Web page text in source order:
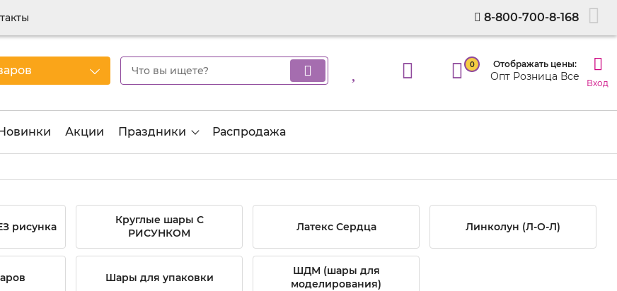
8-800-700-8-168
0 Отображать цены:
Опт Розница Все Вход
Акции Праздники Распродажа
рисунка
Круглые шары С
РИСУНКОМ
Латекс Сердца Линколун (Л-О-Л)
Шары для упаковки
ШДМ (шары для
моделирования)